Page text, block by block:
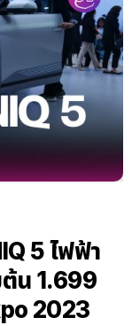
5 ไฟฟ้า
น 1.699
2023